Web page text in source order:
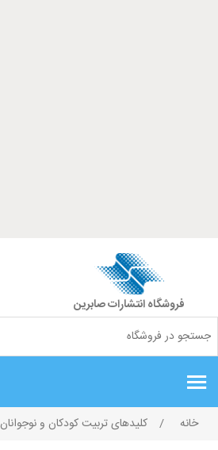
فروشگاه انتشارات صابرین
خانه / کلیدهای تربیت کودکان و نوجوانان